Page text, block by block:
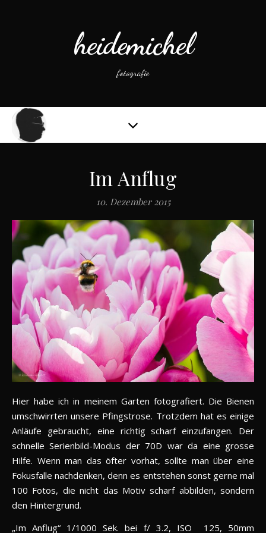
heidemichel
fotografie
Im Anflug
10. Dezember 2015
Hier habe ich in meinem Garten fotografiert. Die Bienen
umschwirrten unsere Pfingstrose. Trotzdem hat es einige
Anläufe gebraucht, eine richtig scharf einzufangen. Der
schnelle Serienbild-Modus der 70D war da eine grosse
Hilfe. Wenn man das öfter vorhat, sollte man über eine
Fokusfalle nachdenken, denn es entstehen sonst gerne mal
100 Fotos, die nicht das Motiv scharf abbilden, sondern
den Hintergrund.
„Im Anflug“ 1/1000 Sek. bei f/ 3.2, ISO 125, 50mm